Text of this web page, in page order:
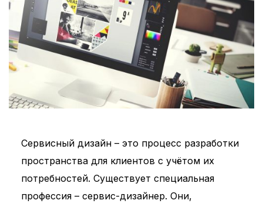
Сервисный дизайн – это процесс разработки
пространства для клиентов с учётом их
потребностей. Существует специальная
профессия – сервис-дизайнер. Они,